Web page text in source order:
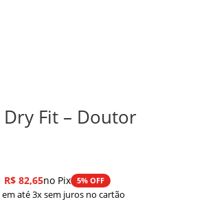
Dry Fit – Doutor
R$82,65no Pix 5% OFF
até 3x sem juros no cartão